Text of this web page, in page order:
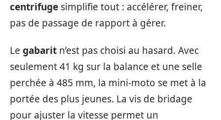
centrifuge simplifie tout : accélérer, freiner,
pas de passage de rapport à gérer.
Le gabarit n’est pas choisi au hasard. Avec
seulement 41 kg sur la balance et une selle
perchée à 485 mm, la mini-moto se met à la
portée des plus jeunes. La vis de bridage
pour ajuster la vitesse permet un